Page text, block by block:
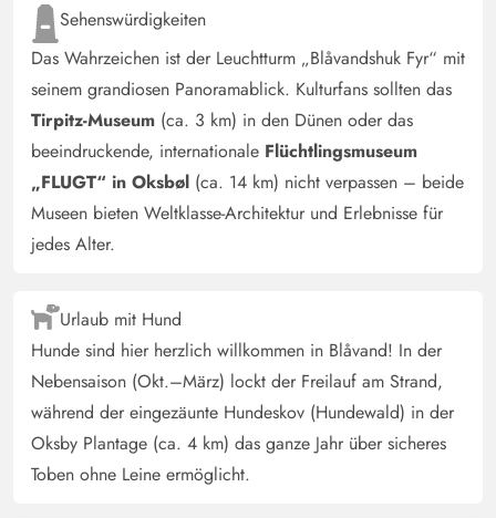
Sehenswürdigkeiten
Das Wahrzeichen ist der Leuchtturm „Blåvandshuk Fyr“ mit
seinem grandiosen Panoramablick. Kulturfans sollten das
Tirpitz-Museum (ca. 3 km) in den Dünen oder das
beeindruckende, internationale Flüchtlingsmuseum
„FLUGT“ in Oksbøl (ca. 14 km) nicht verpassen – beide
Museen bieten Weltklasse-Architektur und Erlebnisse für
jedes Alter.
Urlaub mit Hund
Hunde sind hier herzlich willkommen in Blåvand! In der
Nebensaison (Okt.–März) lockt der Freilauf am Strand,
während der eingezäunte Hundeskov (Hundewald) in der
Oksby Plantage (ca. 4 km) das ganze Jahr über sicheres
Toben ohne Leine ermöglicht.